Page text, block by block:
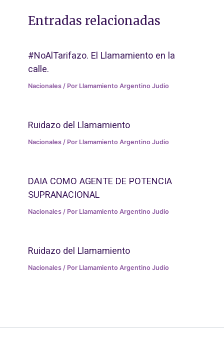
Entradas relacionadas
#NoAlTarifazo. El Llamamiento en la
calle.
Nacionales / Por Llamamiento Argentino Judio
Ruidazo del Llamamiento
Nacionales / Por Llamamiento Argentino Judio
DAIA COMO AGENTE DE POTENCIA
SUPRANACIONAL
Nacionales / Por Llamamiento Argentino Judio
Ruidazo del Llamamiento
Nacionales / Por Llamamiento Argentino Judio